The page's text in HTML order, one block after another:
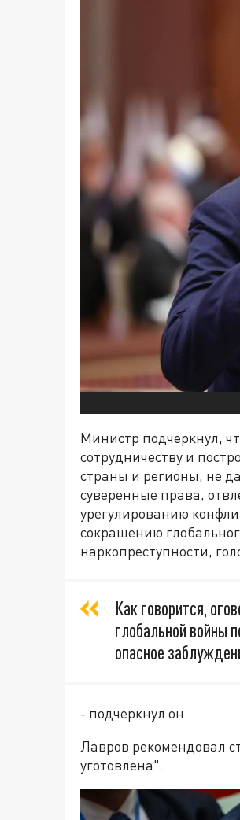
Министр подчеркнул,
сотрудничеству и
страны и регионы, не
суверенные права,
урегулированию
сокращению
наркопреступности,
Как говорится,
глобальной войны
опасное
- подчеркнул он.
Лавров рекомендовал
уготовлена".